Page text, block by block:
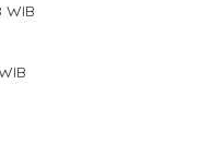
WIB